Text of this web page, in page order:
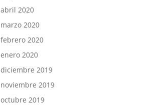
abril 2020
marzo 2020
febrero 2020
enero 2020
diciembre 2019
noviembre 2019
octubre 2019